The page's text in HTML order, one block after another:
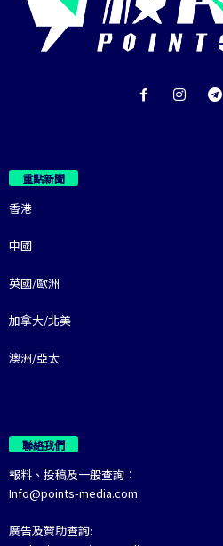
重點新聞
香港
中國
英國/歐洲
加拿大/北美
澳洲/亞太
聯絡我們
報料、投稿及一般查詢：
Info@points-media.com
廣告及贊助查詢: